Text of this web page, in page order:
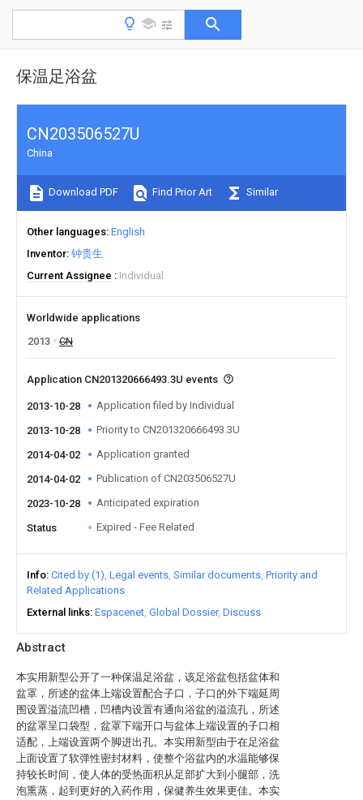
保温足浴盆
Abstract
本实用新型公开了一种保温足浴盆，该足浴盆包括盆体和
盆罩，所述的盆体上端设置配合子口，子口的外下端延周
围设置溢流凹槽，凹槽内设置有通向浴盆的溢流孔，所述
的盆罩呈口袋型，盆罩下端开口与盆体上端设置的子口相
适配，上端设置两个脚进出孔。本实用新型由于在足浴盆
上面设置了软弹性密封材料，使整个浴盆内的水温能够保
持较长时间，使人体的受热面积从足部扩大到小腿部，洗
泡熏蒸，起到更好的入药作用，保健养生效果更佳。本实
CN203506527U
China
Download PDF Find Prior Art Similar
Other languages English
Inventor 钟贵生
Current Assignee
Individual
Worldwide applications
2013
CN
Application CN201320666493.3U events
2013-10-28 Application filed by Individual
2013-10-28 Priority to CN201320666493.3U
2014-04-02 Application granted
2014-04-02 Publication of CN203506527U
2023-10-28 Anticipated expiration
Status Expired - Fee Related
Info Cited by (1) Legal events Similar documents Priority and
Related Applications
External links Espacenet Global Dossier Discuss